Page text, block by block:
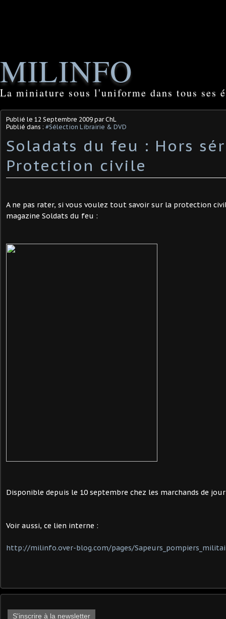
MILINFO
La miniature sous l'uniforme dans tous ses
Publié le 12 Septembre 2009 par ChL
Publié dans : #Sélection Librairie & DVD
Soladats du feu : Hors
Protection civile
A ne pas rater, si vous voulez tout savoir sur la protection
magazine Soldats du feu :
Disponible depuis le 10 septembre chez les marchands de
Voir aussi, ce lien interne :
http://milinfo.over-blog.com/pages/
S'inscrire à la newsletter